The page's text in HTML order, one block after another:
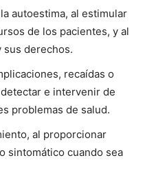
autoestima, al estimular
de los pacientes, y al
sus derechos.
recaídas o
e intervenir de
problemas de salud.
al proporcionar
sintomático cuando sea